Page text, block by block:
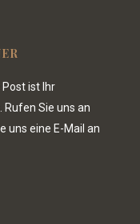
ist Ihr
Sie uns an
uns eine E-Mail an